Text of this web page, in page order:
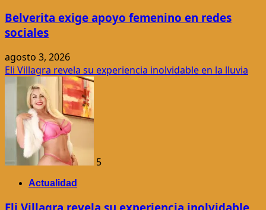
Belverita exige apoyo femenino en redes
sociales
agosto 3, 2026
Eli Villagra revela su experiencia inolvidable en la lluvia
5
Actualidad